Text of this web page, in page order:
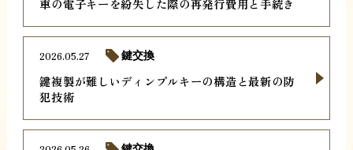
車の電子キーを紛失した際の再発行費用と手続き
鍵複製が難しいディンプルキーの構造と最新の防
犯技術
2026.05.27 鍵交換